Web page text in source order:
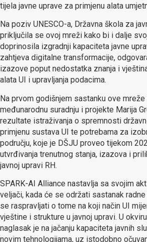
tijela javne uprave za primjenu alata
Na poziv UNESCO-a, Državna škola za
priključila se ovoj mreži kako bi i dalje
doprinosila izgradnji kapaciteta javne
zahtjeva digitalne transformacije,
izazove poput nedostatka znanja i
alata UI i upravljanja podacima.
Na prvom godišnjem sastanku ove
međunarodnu suradnju i projekte Marija
rezultate istraživanja o spremnosti
primjenu sustava UI te potrebama za
području, koje je DŠJU proveo tijekom
utvrđivanja trenutnog stanja, izazova i
javnoj upravi RH.
SPARK-AI Alliance nastavlja sa svojim
veljači, kada će se održati sastanak
se raspravljati o tome na koji način UI
vještine i strukture u javnoj upravi. U
naglasak je na jačanju kapaciteta javnih
novim tehnologijama, uz istodobno